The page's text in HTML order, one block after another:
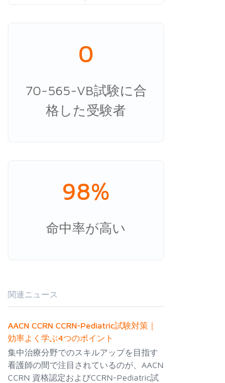
0
70-565-VB試験に合
格した受験者
98%
命中率が高い
関連ニュース
AACN CCRN CCRN-Pediatric試験対策｜
効率よく学ぶ4つのポイント
集中治療分野でのスキルアップを目指す
看護師の間で注目されているのが、AACN
CCRN 資格認定およびCCRN-Pediatric試